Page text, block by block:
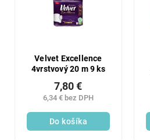
Velvet Excellence
4vrstvový 20 m 9 ks
6,34 € bez DPH
7,80 €
Do košíka